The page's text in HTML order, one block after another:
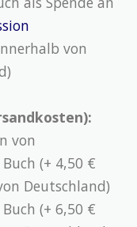
von
von
(+ 4,50 €
Deutschland)
(+ 6,50 €